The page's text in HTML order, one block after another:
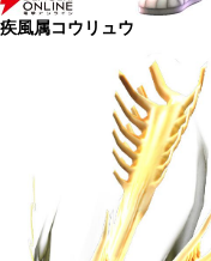
疾風属コウリュウ